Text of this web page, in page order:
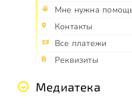
Мне нужна
Контакты
Все платежи
Реквизиты
Медиатека